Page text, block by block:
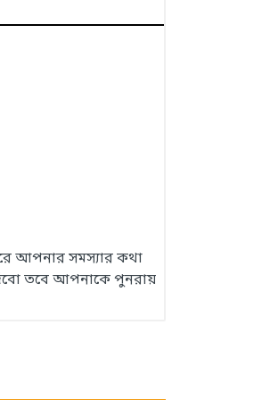
আপনার সমস্যার কথা
তবে আপনাকে পুনরায়